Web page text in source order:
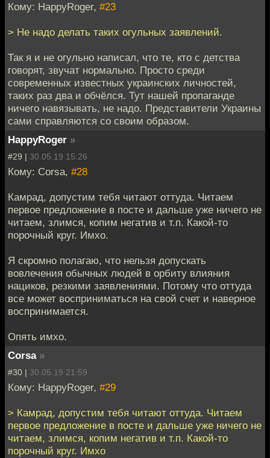
Кому: HappyRoger, #23
> Не надо делать таких огульных заявлений.
Так я и не огульно написал, что те, кто с детства
говорят, звучат нормально. Просто среди
современных известных украинских личностей,
таких раз два и обчёлся. Тут нашей пропаганде
ничего навязывать, не надо. Представители Украины
сами справляются со своим образом.
HappyRoger »
#29 | 30.05.19 15:26
Кому: Corsa, #28
Камрад, допустим тебя читают оттуда. Читаем
первое предложение в посте и дальше уже ничего не
читаем, злимся, копим негатив и т.п. Какой-то
порочный круг. Имхо.
Я скромно полагаю, что нельзя допускать
вовлечения обычных людей в орбиту влияния
нациков, резкими заявлениями. Потому что оттуда
все может восприниматься на свой счет и наверное
воспринимается.
Опять имхо.
Corsa »
#30 | 30.05.19 21:59
Кому: HappyRoger, #29
> Камрад, допустим тебя читают оттуда. Читаем
первое предложение в посте и дальше уже ничего не
читаем, злимся, копим негатив и т.п. Какой-то
порочный круг. Имхо